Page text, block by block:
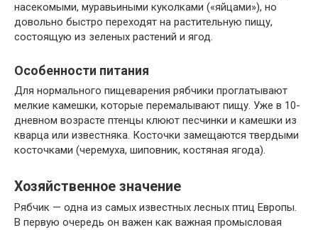
насекомыми, муравьиными куколками («яйцами»), но
довольно быстро переходят на растительную пищу,
состоящую из зеленых растений и ягод.
Особенности питания
Для нормального пищеварения рябчики проглатывают
мелкие камешки, которые перемалывают пищу. Уже в 10-
дневном возрасте птенцы клюют песчинки и камешки из
кварца или известняка. Косточки замещаются твердыми
косточками (черемуха, шиповник, костяная ягода).
Хозяйственное значение
Рябчик — одна из самых известных лесных птиц Европы.
В первую очередь он важен как важная промысловая